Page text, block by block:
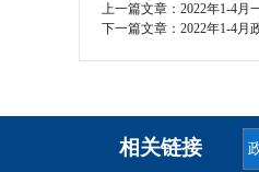
上一篇文章： 2022年1-4月
下一篇文章： 2022年1-4月
相关链接